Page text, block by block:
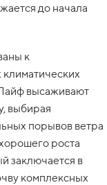
до начала
к
высаживают
выбирая
порывов ветра
роста
заключается в
комплексных